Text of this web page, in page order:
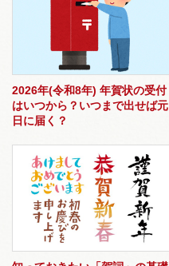
2026年(令和8年) 年賀状の受付
はいつから？いつまで出せば元
日に届く？